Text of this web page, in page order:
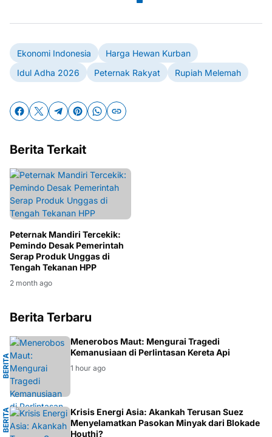
Ekonomi Indonesia
Harga Hewan Kurban
Idul Adha 2026
Peternak Rakyat Rupiah Melemah
Berita Terkait
Peternak Mandiri Tercekik:
Pemindo Desak Pemerintah
Serap Produk Unggas di
Tengah Tekanan HPP
2 month ago
Berita Terbaru
B
E
R
I
T
A
S
E
M
A
R
A
NG
Menerobos Maut: Mengurai Tragedi
Kemanusiaan di Perlintasan Kereta Api
1 hour ago
B
E
R
I
T
A
E
N
E
R
GI
Krisis Energi Asia: Akankah Terusan Suez
Menyelamatkan Pasokan Minyak dari Blokade
Houthi?